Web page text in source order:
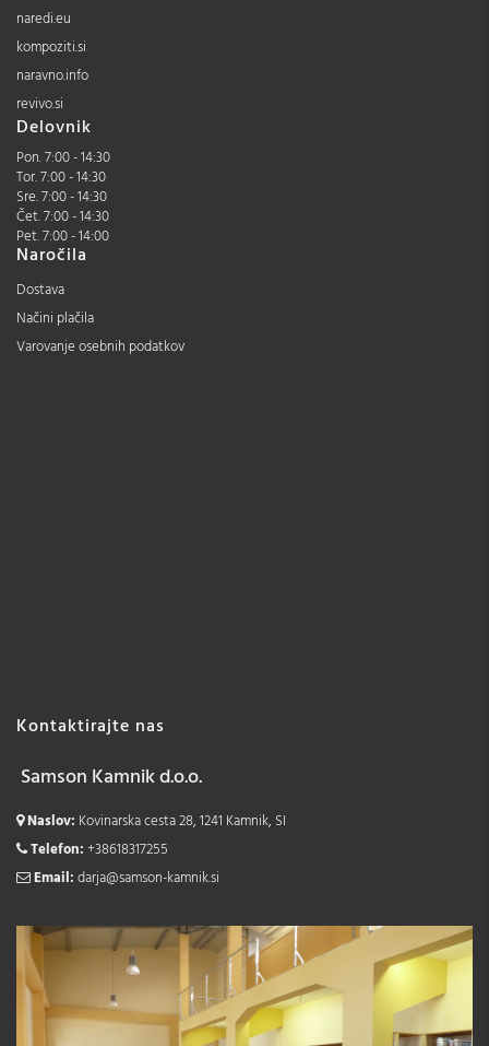
naredi.eu
kompoziti.si
naravno.info
revivo.si
Delovnik
Pon. 7:00 - 14:30
Tor. 7:00 - 14:30
Sre. 7:00 - 14:30
Čet. 7:00 - 14:30
Pet. 7:00 - 14:00
Naročila
Dostava
Načini plačila
Varovanje osebnih podatkov
Kontaktirajte nas
Samson Kamnik d.o.o.
Naslov: Kovinarska cesta 28, 1241 Kamnik, SI
Telefon:+38618317255
Email:darja@samson-kamnik.si